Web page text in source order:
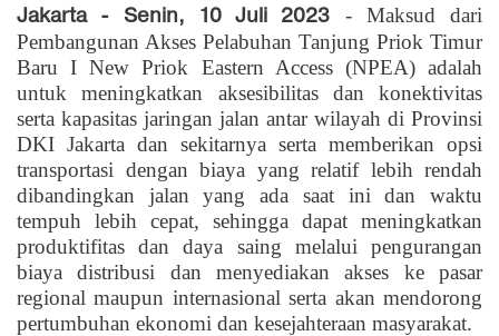
Jakarta - Senin, 10 Juli 2023 - Maksud dari
Pembangunan Akses Pelabuhan Tanjung Priok Timur
Baru I New Priok Eastern Access (NPEA) adalah
untuk meningkatkan aksesibilitas dan konektivitas
serta kapasitas jaringan jalan antar wilayah di Provinsi
DKI Jakarta dan sekitarnya serta memberikan opsi
transportasi dengan biaya yang relatif lebih rendah
dibandingkan jalan yang ada saat ini dan waktu
tempuh lebih cepat, sehingga dapat meningkatkan
produktifitas dan daya saing melalui pengurangan
biaya distribusi dan menyediakan akses ke pasar
regional maupun internasional serta akan mendorong
pertumbuhan ekonomi dan kesejahteraan masyarakat.